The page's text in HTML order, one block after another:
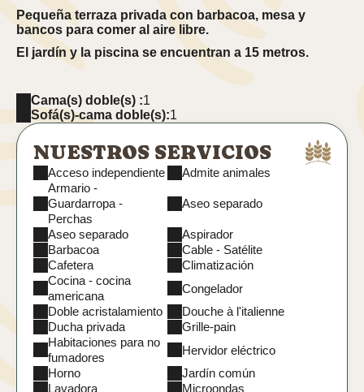
Pequeña terraza privada con barbacoa, mesa y
bancos para comer al aire libre.
El jardín y la piscina se encuentran a 15 metros.
Visita virtual del apartamento Tras Caste
Cama(s) doble(s) :1
Sofá(s)-cama doble(s):1
NUESTROS SERVICIOS
Acceso independiente
Admite animales
Armario -
Guardarropa -
Perchas
Aseo separado
Aseo separado
Aspirador
Barbacoa
Cable - Satélite
Cafetera
Climatización
Cocina - cocina
americana
Congelador
Doble acristalamiento
Douche à l'italienne
Ducha privada
Grille-pain
Habitaciones para no
fumadores
Hervidor eléctrico
Horno
Jardín común
Lavadora
Microondas